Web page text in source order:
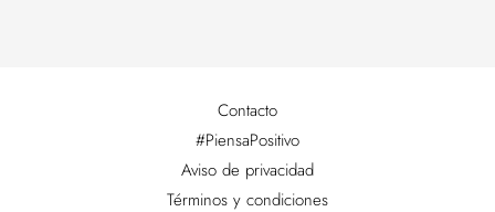
Contacto
#PiensaPositivo
Aviso de privacidad
Términos y condiciones